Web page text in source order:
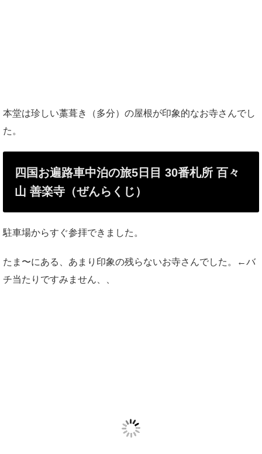
本堂は珍しい藁葺き（多分）の屋根が印象的なお寺さんでし
た。
四国お遍路車中泊の旅5日目 30番札所 百々
山 善楽寺（ぜんらくじ）
駐車場からすぐ参拝できました。
たま〜にある、あまり印象の残らないお寺さんでした。←バ
チ当たりですみません、、